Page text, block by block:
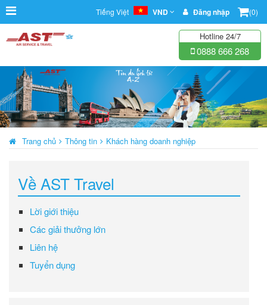
Tiếng Việt VND Đăng nhập (0)
Hotline 24/7
0888 666 268
Trang chủ Thông tin Khách hàng doanh nghiệp
Về AST Travel
Lời giới thiệu
Các giải thưởng lớn
Liên hệ
Tuyển dụng